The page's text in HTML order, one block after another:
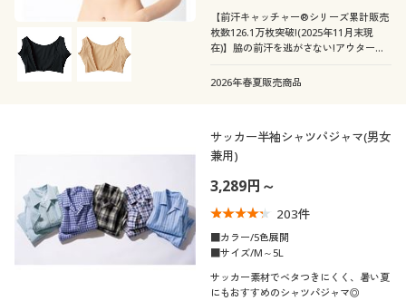
【前汗キャッチャー®シリーズ累計販売
枚数126.1万枚突破!(2025年11月末現
在)】脇の前汗を逃がさない!アウターに
の汗取り付きボレロ
2026年春夏販売商品
サッカー半袖シャツパジャマ(男女
兼用)
3,289円～
203件
■カラー/5色展開
■サイズ/M～5L
サッカー素材でベタつきにくく、暑い夏
にもおすすめのシャツパジャマ◎